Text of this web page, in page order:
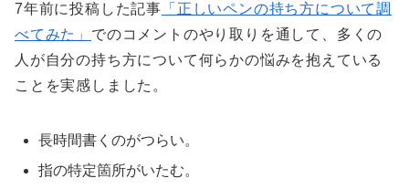
7年前に投稿した記事 「正しいペンの持ち方について調
べてみた」 でのコメントのやり取りを通して、多くの
人が自分の持ち方について何らかの悩みを抱えている
ことを実感しました。
長時間書くのがつらい。
指の特定箇所がいたむ。